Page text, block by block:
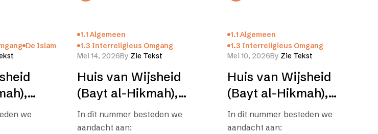
De Islam
we
1.1 Algemeen
1.3 Interreligieus Omgang
Mei 14, 2026By Zie Tekst
Huis van Wijsheid
(Bayt al-Hikmah),
editie 03
In dit nummer besteden we
aandacht aan:
1.1 Algemeen
1.3 Interreligieus Omgang
Mei 10, 2026By Zie Tekst
Huis van Wijsheid
(Bayt al-Hikmah),
editie 02
In dit nummer besteden we
aandacht aan: